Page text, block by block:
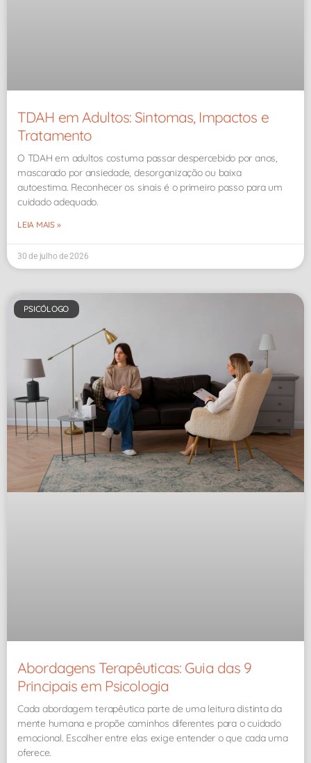
TDAH em Adultos: Sintomas, Impactos e
Tratamento
O TDAH em adultos costuma passar despercebido por anos,
mascarado por ansiedade, desorganização ou baixa
autoestima. Reconhecer os sinais é o primeiro passo para um
cuidado adequado.
LEIA MAIS »
30 de julho de 2026
PSICÓLOGO
Abordagens Terapêuticas: Guia das 9
Principais em Psicologia
Cada abordagem terapêutica parte de uma leitura distinta da
mente humana e propõe caminhos diferentes para o cuidado
emocional. Escolher entre elas exige entender o que cada uma
oferece.